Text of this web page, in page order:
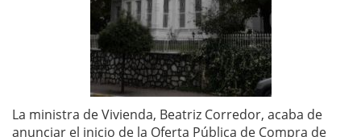
La ministra de Vivienda, Beatriz Corredor, acaba de
anunciar el inicio de la Oferta Pública de Compra de